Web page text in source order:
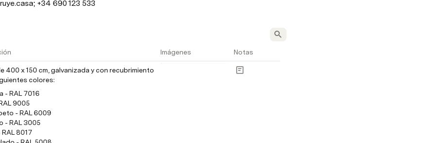
+34 690 123 533
Imágenes Notas
400 x 150 cm, galvanizada y con recubrimiento
colores:
- RAL 7016
9005
- RAL 6009
- RAL 3005
8017